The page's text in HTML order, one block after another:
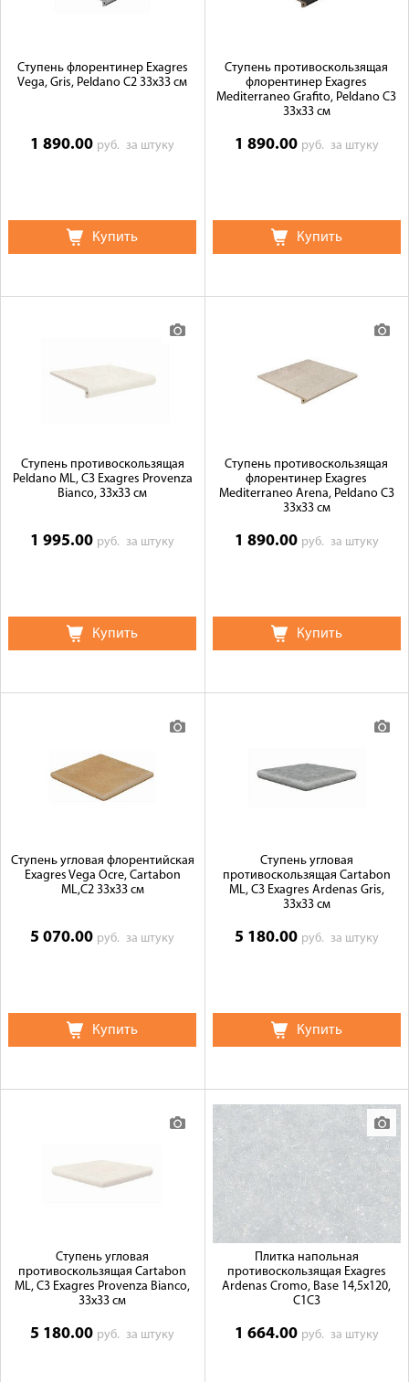
Ступень флорентинер Exagres
Vega, Gris, Peldano C2 33x33 см
1 890.00 руб.за штуку
Купить
Ступень противоскользящая
флорентинер Exagres
Mediterraneo Grafito, Peldano C3
33x33 см
1 890.00 руб. за штуку
Купить
Ступень противоскользящая
Peldano ML, C3 Exagres Provenza
Bianco, 33x33 см
1 995.00 руб.за штуку
Купить
Ступень противоскользящая
флорентинер Exagres
Mediterraneo Arena, Peldano C3
33x33 см
1 890.00 руб. за штуку
Купить
Ступень угловая флорентийская
Exagres Vega Ocre, Cartabon
ML,C2 33x33 см
5 070.00 руб.за штуку
Купить
Ступень угловая
противоскользящая Cartabon
ML, C3 Exagres Ardenas Gris,
33x33 см
5 180.00 руб. за штуку
Купить
Ступень угловая
противоскользящая Cartabon
ML, C3 Exagres Provenza Bianco,
33x33 см
5 180.00 руб.за штуку
Плитка напольная
противоскользящая Exagres
Ardenas Cromo, Base 14,5x120,
C1C3
1 664.00 руб. за штуку